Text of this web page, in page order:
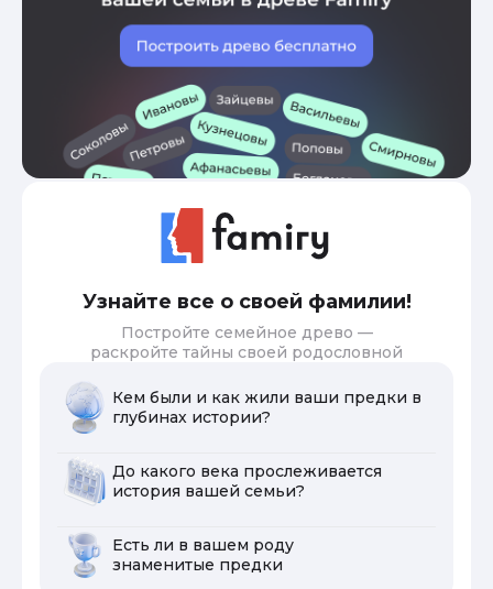
Узнайте все о своей фамилии!
Постройте семейное древо —
раскройте тайны своей родословной
Кем были и как жили ваши предки в
глубинах истории?
До какого века прослеживается
история вашей семьи?
Есть ли в вашем роду
знаменитые предки